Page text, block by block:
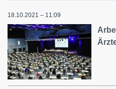
18.10.2021 – 11:09